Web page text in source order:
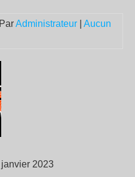
Administrateur
Aucun
2023